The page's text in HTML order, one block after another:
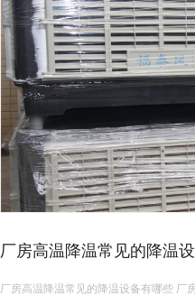
厂房高温降温常见的降温
厂房高温降温常见的降温设备有哪些 厂房高温降温常见的降温设备多种多样，每种设备都有其独特的功能和适